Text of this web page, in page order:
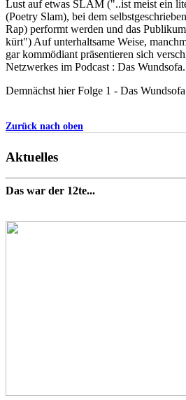
Lust auf etwas SLAM ("..ist meist ein
(Poetry Slam), bei dem
Rap) performt werden und das
kürt") Auf unterhaltsame Weise,
gar kommödiant präsentieren sich
Netzwerkes im Podcast : Das Wundsofa.
Demnächst hier Folge 1 - Das
Zurück nach oben
Aktuelles
Das war der 12te...